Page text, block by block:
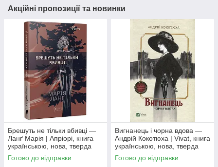
Акційні пропозиції та новинки
Брешуть не тiльки вбивцi —
Ланґ Марія | Апріорі, книга
українською, нова, тверда
Готово до відправки
Вигнанець і чорна вдова —
Андрій Кокотюха | Vivat, книга
українською, нова, тверда
Готово до відправки